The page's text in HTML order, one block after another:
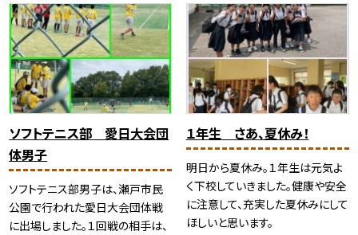
ソフトテニス部 愛日大会団
体男子
ソフトテニス部男子は、瀬戸市民
公園で行われた愛日大会団体戦
に出場しました。１回戦の相手は、
１年生 さあ、夏休み！
明日から夏休み。１年生は元気よ
く下校していきました。健康や安全
に注意して、充実した夏休みにして
ほしいと思います。